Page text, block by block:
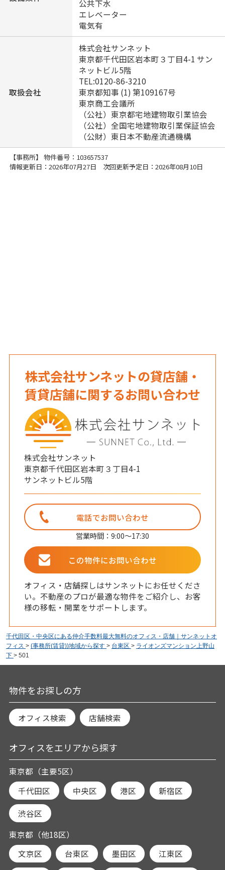
公共下水
エレベーター
電気有
取扱会社
株式会社サンネット
東京都千代田区岩本町３丁目4-1 サン
ネットビル5階
TEL:0120-86-3210
東京都知事 (1) 第109167号
東京商工会議所
（公社）東京都宅地建物取引業協会
（公社）全国宅地建物取引業保証協会
（公財）東日本不動産流通機構
【事務所】 物件番号：103657537
情報更新日：2026年07月27日 次回更新予定日：2026年08月10日
株式会社サンネットの貸店舗・
賃貸店舗に関するお問い合わせ
株式会社サンネット
東京都千代田区岩本町３丁目4-1
サンネットビル5階
電話でお問い合わせ
営業時間：9:00～17:30
この物件にお問い合わせ
オフィス・店舗探しはサンネットにお任せくださ
い。不動産のプロが最適な物件をご紹介し、お客
様の移転・開業をサポートします。
千代田区・中央区にある仲介手数料最大無料のオフィス・店舗｜サンネットオ
フィス > (事務所(賃貸))地域から探す > 台東区 > ライオンズマンション上野山
下 > 501
物件をお探しの方
オフィス検索 店舗検索
オフィスをエリアから探す
東京都（主要5区）
千代田区
中央区 港区 新宿区
渋谷区
東京都（他18区）
文京区
台東区 墨田区 江東区